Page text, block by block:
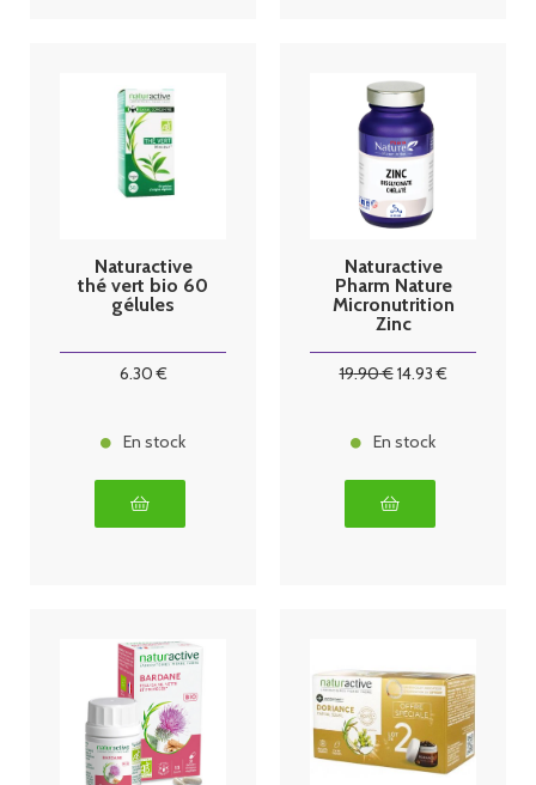
Naturactive
thé vert bio 60
gélules
6.30€
En stock
Naturactive
Pharm Nature
Micronutrition
Zinc
gélules
19.90€14.93€
En stock